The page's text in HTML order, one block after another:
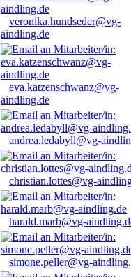
veronika.hundseder@vg-
aindling.de
eva.katzenschwanz@vg-
aindling.de
andrea.ledabyll@vg-
christian.lottes@vg-
harald.marb@vg-
simone.peller@vg-